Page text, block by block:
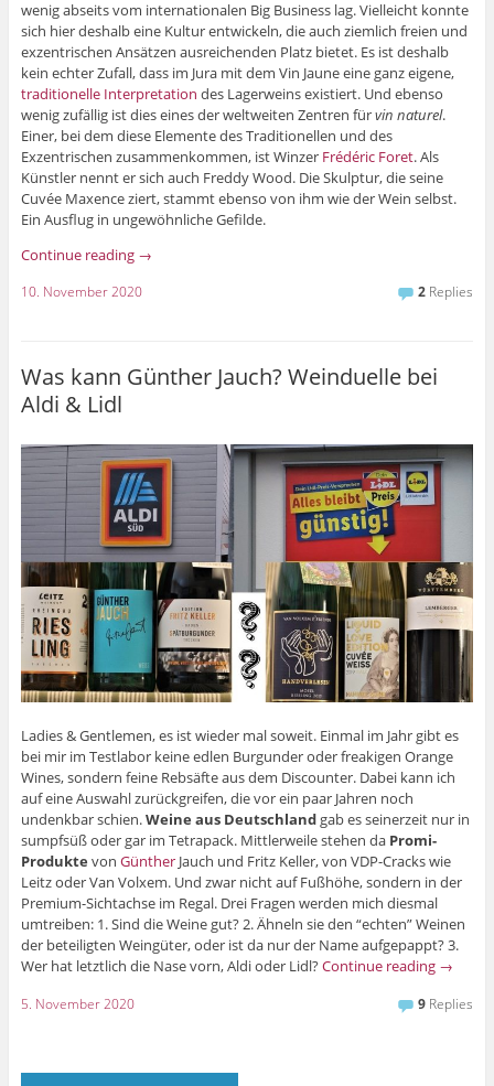
wenig abseits vom internationalen Big Business lag. Vielleicht konnte
sich hier deshalb eine Kultur entwickeln, die auch ziemlich freien und
exzentrischen Ansätzen ausreichenden Platz bietet. Es ist deshalb
kein echter Zufall, dass im Jura mit dem Vin Jaune eine ganz eigene,
traditionelle Interpretation des Lagerweins existiert. Und ebenso
wenig zufällig ist dies eines der weltweiten Zentren fürvin naturel.
Einer, bei dem diese Elemente des Traditionellen und des
Exzentrischen zusammenkommen, ist Winzer Frédéric Foret. Als
Künstler nennt er sich auch Freddy Wood. Die Skulptur, die seine
Cuvée Maxence ziert, stammt ebenso von ihm wie der Wein selbst.
Ein Ausflug in ungewöhnliche Gefilde.
Continue reading →
10. November 2020 2 Replies
Was kann Günther Jauch? Weinduelle bei
Aldi & Lidl
Ladies & Gentlemen, es ist wieder mal soweit. Einmal im Jahr gibt es
bei mir im Testlabor keine edlen Burgunder oder freakigen Orange
Wines, sondern feine Rebsäfte aus dem Discounter. Dabei kann ich
auf eine Auswahl zurückgreifen, die vor ein paar Jahren noch
undenkbar schien.Weine aus Deutschlandgab es seinerzeit nur in
sumpfsüß oder gar im Tetrapack. Mittlerweile stehen da Promi-
Produkte von GüntherJauch und Fritz Keller, von VDP-Cracks wie
Leitz oder Van Volxem. Und zwar nicht auf Fußhöhe, sondern in der
Premium-Sichtachse im Regal. Drei Fragen werden mich diesmal
umtreiben: 1. Sind die Weine gut? 2. Ähneln sie den “echten” Weinen
der beteiligten Weingüter, oder ist da nur der Name aufgepappt? 3.
Wer hat letztlich die Nase vorn, Aldi oder Lidl?Continue reading →
5. November 2020 9 Replies